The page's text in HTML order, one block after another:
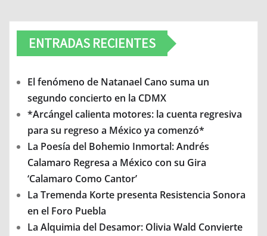
ENTRADAS RECIENTES
El fenómeno de Natanael Cano suma un
segundo concierto en la CDMX
*Arcángel calienta motores: la cuenta regresiva
para su regreso a México ya comenzó*
La Poesía del Bohemio Inmortal: Andrés
Calamaro Regresa a México con su Gira
‘Calamaro Como Cantor’
La Tremenda Korte presenta Resistencia Sonora
en el Foro Puebla
La Alquimia del Desamor: Olivia Wald Convierte